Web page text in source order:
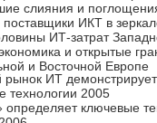
слияния и
ИКТ в
ИТ-затрат
и открытые
и Восточной Европе
рынок ИТ
технологии 2005
определяет ключевые